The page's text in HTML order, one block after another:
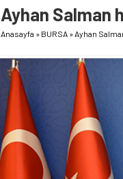
Ayhan Salman
Anasayfa » BURSA »Ayhan